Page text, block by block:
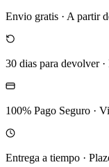
Envio gratis · A partir
30 dias para devolver·
100% Pago Seguro ·
Entrega a tiempo ·